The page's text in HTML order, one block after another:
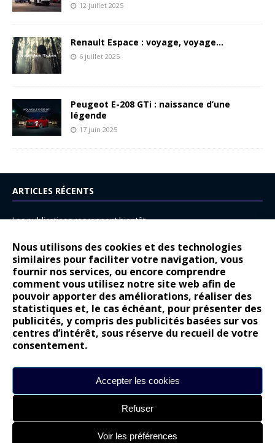
Nous utilisons des cookies et des technologies
similaires pour faciliter votre navigation, vous
fournir nos services, ou encore comprendre
comment vous utilisez notre site web afin de
pouvoir apporter des améliorations, réaliser des
statistiques et, le cas échéant, pour présenter des
publicités, y compris des publicités basées sur vos
centres d’intérêt, sous réserve du recueil de votre
consentement.
Accepter les cookies
Refuser
Voir les préférences
12 juillet 2025
Renault Espace : voyage, voyage…
6 juillet 2025
Peugeot E-208 GTi : naissance d’une
légende
17 juin 2025
ARTICLES RÉCENTS
Les publications reprennent bientôt…
14 juillet : nouveau film de marque pour Citroën
Renault Espace : voyage, voyage…
Peugeot E-208 GTi : naissance d’une légende
COMMENTAIRES RÉCENTS
Bernard Dardartdans
Gilly
gyo
Lancia Ypsilon : naturellement envoûtante ?